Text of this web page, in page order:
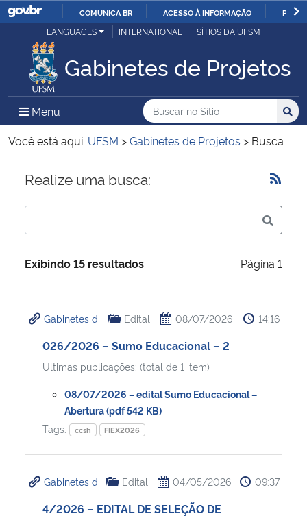
IR
O
COMUNICA BR ACESSO À INFORMAÇÃO
Ministério da Justiça e Segurança Pública
Ministério da Defesa
Ministério das Relações Exteriores
Ministério da Economia
Ministério da Infraestrutura
Ministério da Cidadania
Ministério de Minas e Energia
Ministério da Ciência, Tecnologia, Inovações e Comunicações
LANGUAGES INTERNATIONAL SÍTIOS DA UFSM
Gabinetes de Projetos
Menu Menu Principal do Sítio
Busca
Buscar no no Sítio
Busca:
Você está aqui: UFSM >Gabinetes de Projetos > Busca
Início do conteúdo
Realize uma busca:
Exibindo 15 resultados Página 1
Gabinetes d Edital 08/07/2026 14:16
026/2026 – Sumo Educacional – 2
Ultimas publicações: (total de 1 item)
08/07/2026 – edital Sumo Educacional –
Abertura (pdf 542 KB)
Tags:
ccsh FIEX2026
Gabinetes d Edital 04/05/2026 09:37
4/2026 – EDITAL DE SELEÇÃO DE